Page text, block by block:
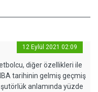
12 Eylül 2021 02:09
diğer özellikleri ile
tarihinin gelmiş geçmiş
anlamında yüzde